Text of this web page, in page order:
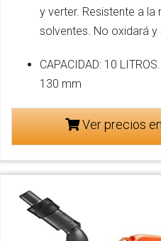
y verter. Resistente a
solventes. No oxidará y
CAPACIDAD: 10
130 mm
Ver precios